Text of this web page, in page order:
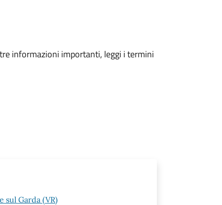
informazioni importanti, leggi i termini
sul Garda (VR)